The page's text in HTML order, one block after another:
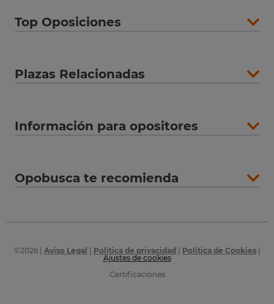
Top Oposiciones
Plazas Relacionadas
Información para opositores
Opobusca te recomienda
©2026| Aviso Legal Política de privacidad Política de Cookies|
Ajustes de cookies
Certificaciones